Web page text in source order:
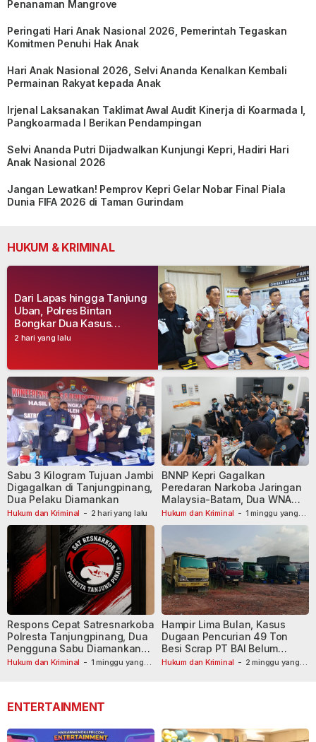
Penanaman Mangrove
Peringati Hari Anak Nasional 2026, Pemerintah Tegaskan
Komitmen Penuhi Hak Anak
Hari Anak Nasional 2026, Selvi Ananda Kenalkan Kembali
Permainan Rakyat kepada Anak
Irjenal Laksanakan Taklimat Awal Audit Kinerja di Koarmada I,
Pangkoarmada I Berikan Pendampingan
Selvi Ananda Putri Dijadwalkan Kunjungi Kepri, Hadiri Hari
Anak Nasional 2026
Jangan Lewatkan! Pemprov Kepri Gelar Nobar Final Piala
Dunia FIFA 2026 di Taman Gurindam
HUKUM & KRIMINAL
2 hari yang lalu
Dari Lapas hingga Tanjung
Uban, Polres Bintan
Bongkar Dua Kasus
Narkoba, Empat Tersangka
Hukum dan Kriminal - 2 hari yang lalu
Sabu 3 Kilogram Tujuan Jambi
Digagalkan di Tanjungpinang,
Dua Pelaku Diamankan
Hukum dan Kriminal - 1 minggu yang
BNNP Kepri Gagalkan
Peredaran Narkoba Jaringan
Malaysia-Batam, Dua WNA
Masih Diburu
Hukum dan Kriminal - 1 minggu yang
Respons Cepat Satresnarkoba
Polresta Tanjungpinang, Dua
Pengguna Sabu Diamankan
Usai Dilaporkan ke Call Center
Hukum dan Kriminal - 2 minggu yang
Hampir Lima Bulan, Kasus
Dugaan Pencurian 49 Ton
Besi Scrap PT BAI Belum
Tetapkan Tersangka
ENTERTAINMENT